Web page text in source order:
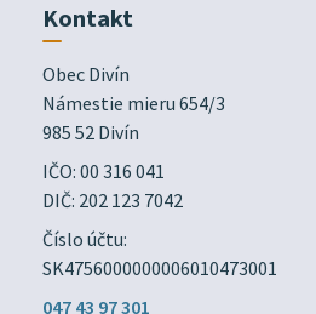
Kontakt
Obec Divín
Námestie mieru 654/3
985 52 Divín
IČO: 00 316 041
DIČ: 202 123 7042
Číslo účtu:
SK4756000000006010473001
047 43 97 301